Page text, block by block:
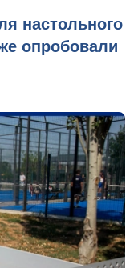
настольного
опробовали